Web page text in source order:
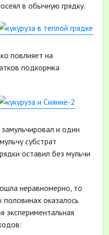
в обычную грядку.
повлияет на
подкормка
и один
субстрат
оставил без мульчи
неравномерно, то
половинах оказалось
экспериментальная